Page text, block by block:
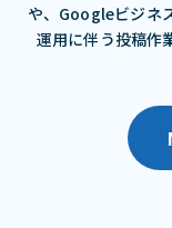
や、Googleビジネ
運⽤に伴う投稿作